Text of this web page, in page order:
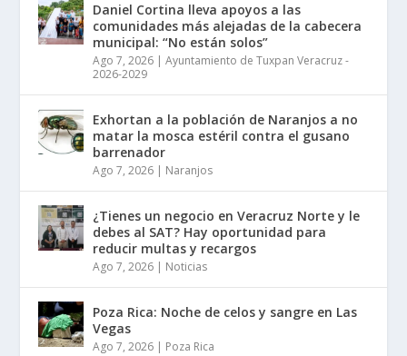
Daniel Cortina lleva apoyos a las
comunidades más alejadas de la cabecera
municipal: “No están solos”
Ago 7, 2026 |Ayuntamiento de Tuxpan Veracruz -
2026-2029
Exhortan a la población de Naranjos a no
matar la mosca estéril contra el gusano
barrenador
Ago 7, 2026 | Naranjos
¿Tienes un negocio en Veracruz Norte y le
debes al SAT? Hay oportunidad para
reducir multas y recargos
Ago 7, 2026 | Noticias
Poza Rica: Noche de celos y sangre en Las
Vegas
Ago 7, 2026 | Poza Rica